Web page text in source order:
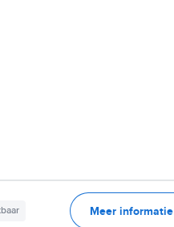
Meer informatie